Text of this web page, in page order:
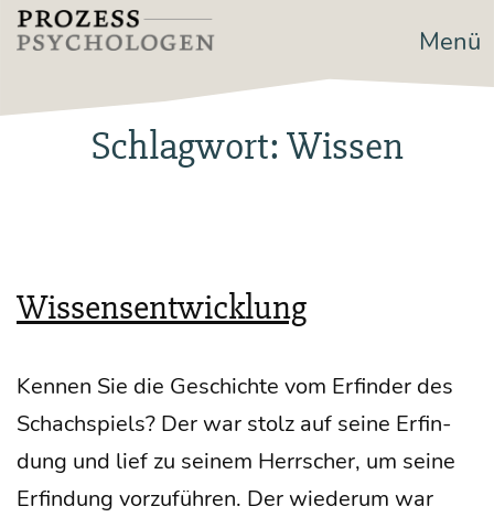
Zum
Inhalt
Prozesspsychologen Menü
Schlagwort: Wissen
Wissensentwicklung
Ken­nen Sie die Geschich­te vom Erfin­der des
Schach­spiels? Der war stolz auf sei­ne Erfin­
dung und lief zu sei­nem Herr­scher, um sei­ne
Erfin­dung vor­zu­füh­ren. Der wie­der­um war